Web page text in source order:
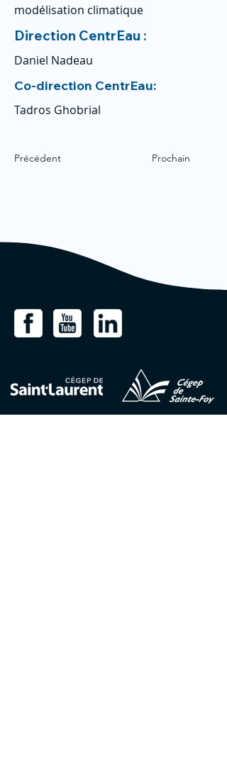
modélisation climatique
Direction CentrEau :
Daniel Nadeau
Co-direction CentrEau:
Tadros Ghobrial
Précédent Prochain